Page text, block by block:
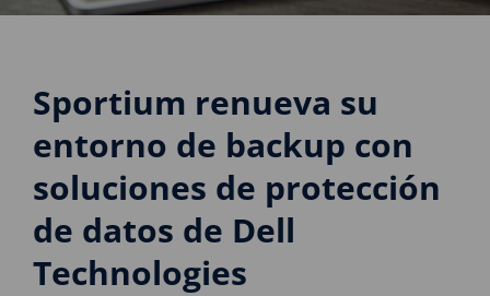
Sportium renueva su
entorno de backup con
soluciones de protección
de datos de Dell
Technologies